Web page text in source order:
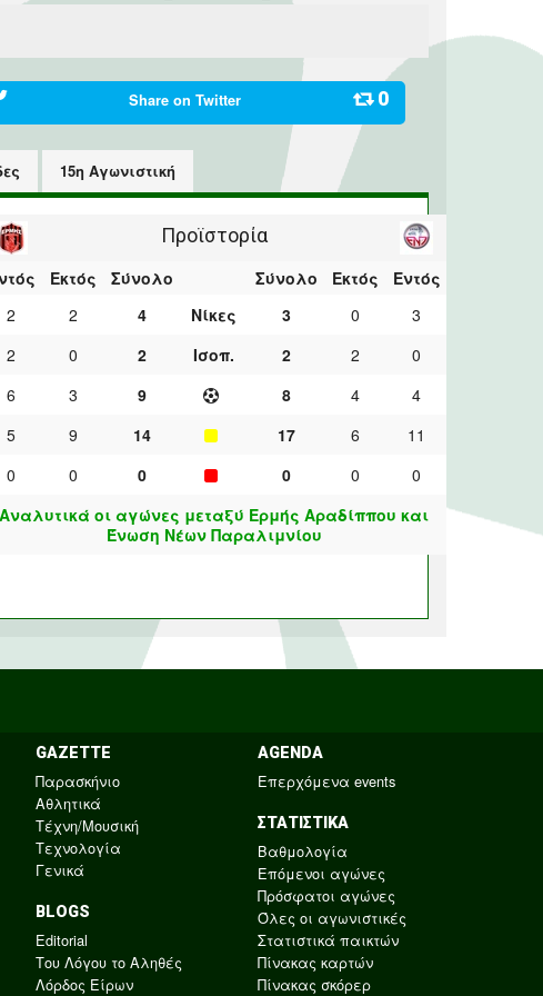
Share on Twitter 0
15η Αγωνιστική
Προϊστορία
Εκτός Σύνολο Σύνολο Εκτός
Εντός
2
2 4 Νίκες 3 0
3
2
0 2 Ισοπ. 2 2
0
6
3 9 8 4
4
5
9 14 17 6
11
0
0 0 0 0
0
Αναλυτικά οι αγώνες μεταξύ Ερμής Αραδίππου και
Ένωση Νέων Παραλιμνίου
GAZETTE
Παρασκήνιο
Αθλητικά
Τέχνη/Μουσική
Τεχνολογία
Γενικά
BLOGS
Editorial
Του Λόγου το Αληθές
Λόρδος Είρων
AGENDA
Επερχόμενα events
ΣΤΑΤΙΣΤΙΚΑ
Βαθμολογία
Επόμενοι αγώνες
Πρόσφατοι αγώνες
Όλες οι αγωνιστικές
Στατιστικά παικτών
Πίνακας καρτών
Πίνακας σκόρερ